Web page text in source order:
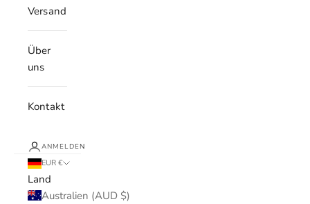
Versand
Über
uns
Kontakt
ANMELDEN
EUR €
Land
Australien (AUD $)